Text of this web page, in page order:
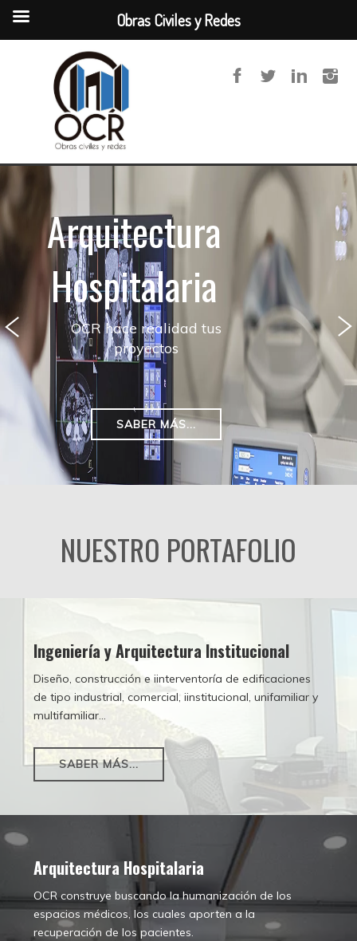
OCR hace realidad tus
proyectos
SABER MÁS...
Arquitectura
Hospitalaria
NUESTRO PORTAFOLIO
Ingeniería y Arquitectura Institucional
Diseño, construcción e iinterventoría de edificaciones
de tipo industrial, comercial, iinstitucional, unifamiliar y
multifamiliar...
SABER MÁS...
Arquitectura Hospitalaria
OCR construye buscando la humanización de los
espacios médicos, los cuales aporten a la
recuperación de los pacientes.
Obras Civiles y Redes